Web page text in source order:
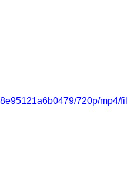
720p/mp4/